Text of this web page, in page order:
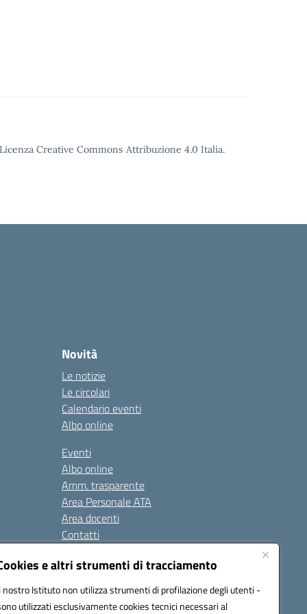
e altri strumenti di tracciamento
nostro Istituto non utilizza strumenti di profilazione degli utenti -
utilizzati esclusivamente cookies tecnici necessari al
Creative Commons Attribuzione 4.0 Italia.
Novità
Le notizie
Le circolari
Calendario eventi
Albo online
Eventi
Albo online
Amm. trasparente
Area Personale ATA
Area docenti
Contatti